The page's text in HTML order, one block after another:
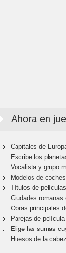
Ahora en
Capitales de
Escribe los
Vocalista y grupo
Modelos de
Títulos de
Ciudades romanas
Obras principales
Parejas de película
Elige las sumas
Huesos de la